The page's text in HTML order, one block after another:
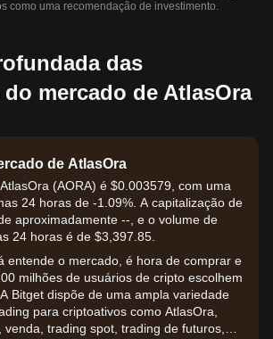
como uma recomendação de investimento.
das
mercado de AtlasOra
de AtlasOra
(AORA) é $0.003579, com uma
24 horas de -1.09%. A capitalização de
aproximadamente --, e o volume de
24 horas é de $3,397.85.
entende o mercado, é hora de comprar e
milhões de usuários de cripto escolhem
Bitget dispõe de uma ampla variedade
para criptoativos como AtlasOra,
venda, trading spot, trading de futuros,